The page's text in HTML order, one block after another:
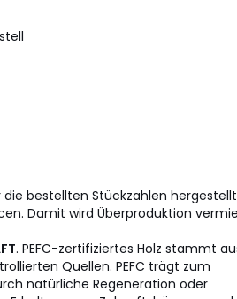
die bestellten Stückzahlen hergestellt
Damit wird Überproduktion
. PEFC-zertifiziertes Holz stammt
Quellen. PEFC trägt zum
natürliche Regeneration oder